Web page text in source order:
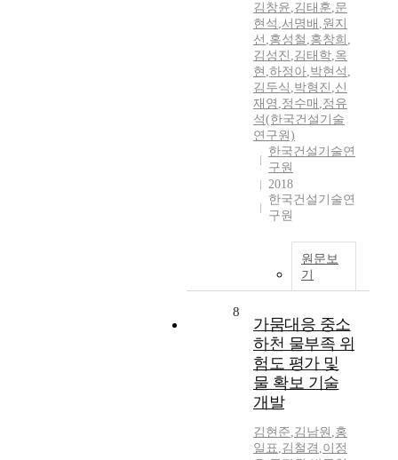
김창윤,김태훈,문
현석 ,서명배 ,원지
선 ,홍성철 ,홍창희 ,
김성진 ,김태학,옥
현 ,하정아,박현석 ,
김두식 ,박형진 ,신
재영 ,정수매 ,정유
석(한국건설기술
연구원)
한국건설기술연
구원
2018
한국건설기술연
구원
원문보
기
8
가뭄대응 중소
하천 물부족 위
험도 평가 및
물 확보 기술
개발
김현준,김남원 ,홍
일표,김철겸 ,이정